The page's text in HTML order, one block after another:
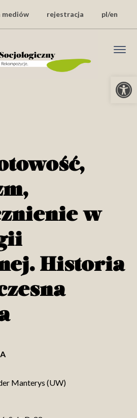
mediów rejestracja pl/en
w
Historia
Manterys (UW)